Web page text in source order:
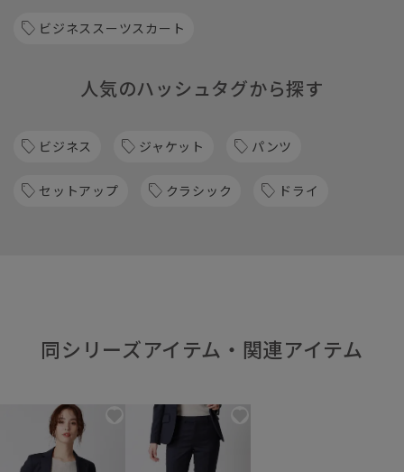
ビジネススーツスカート
人気のハッシュタグから探す
ビジネス ジャケット パンツ
セットアップ クラシック ドライ
同シリーズアイテム・関連アイテム